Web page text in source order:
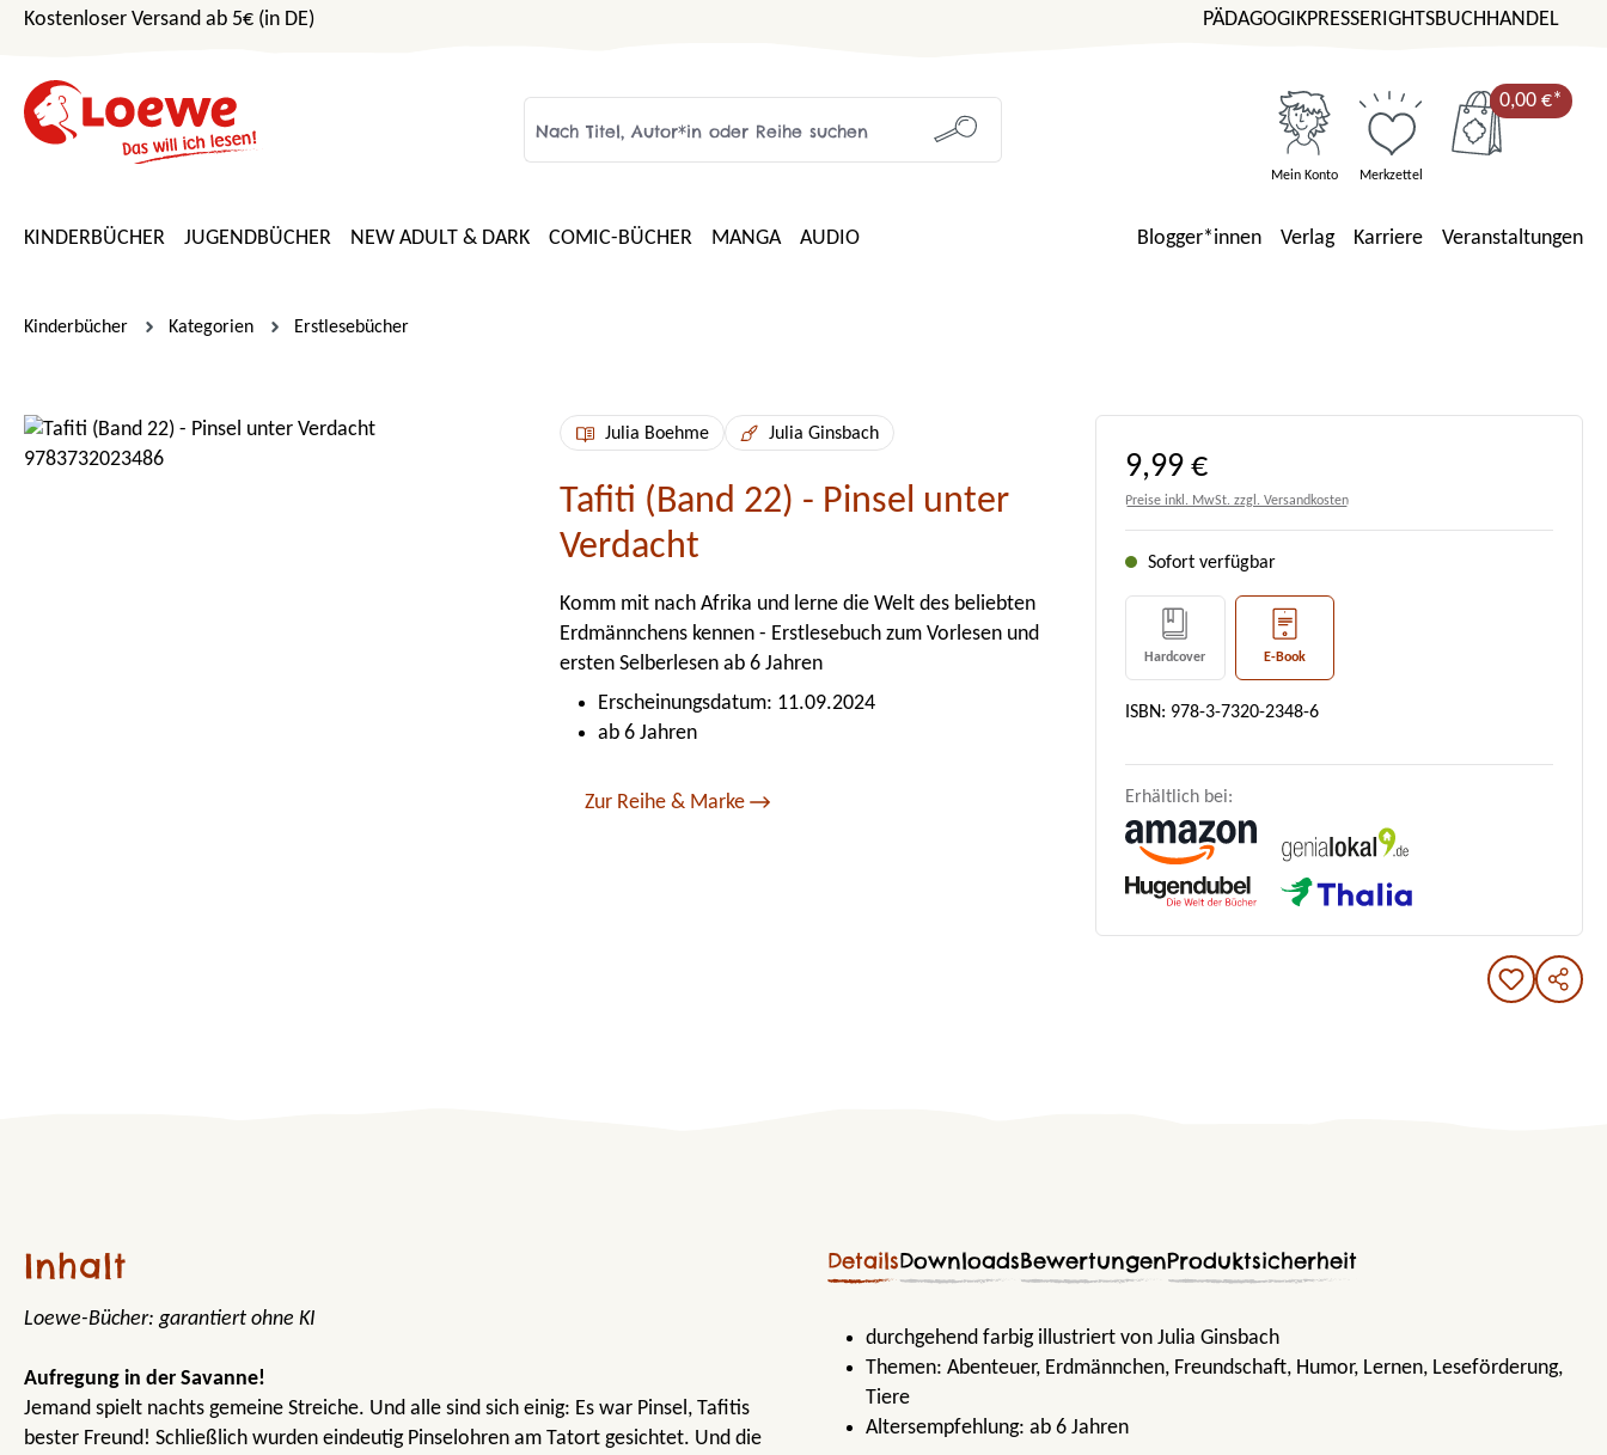
Hauptinhalt springen
Zur Suche springen
Zur Hauptnavigation springen
Kostenloser Versand ab 5€ (in DE) PÄDAGOGIKPRESSERIGHTSBUCHHANDEL
Mein Konto Merkzettel
0,00 €*
KINDERBÜCHER JUGENDBÜCHER NEW ADULT & DARK COMIC-BÜCHER MANGA AUDIO Blogger*innen Verlag Karriere Veranstaltungen
Kinderbücher Kategorien Erstlesebücher
Bildergalerie überspringen Julia Boehme Julia Ginsbach
Tafiti (Band 22) - Pinsel unter
Verdacht
Komm mit nach Afrika und lerne die Welt des beliebten
Erdmännchens kennen - Erstlesebuch zum Vorlesen und
ersten Selberlesen ab 6 Jahren
Erscheinungsdatum: 11.09.2024
ab 6 Jahren
Zur Reihe & Marke
Regulärer Preis:
9,99 €
Preise inkl. MwSt. zzgl. Versandkosten
Sofort verfügbar
Hardcover E-Book
ISBN: 978-3-7320-2348-6
Erhältlich bei:
Inhalt
Loewe-Bücher: garantiert ohne KI
Aufregung in der Savanne!
Jemand spielt nachts gemeine Streiche. Und alle sind sich einig: Es war Pinsel, Tafitis
bester Freund! Schließlich wurden eindeutig Pinselohren am Tatort gesichtet. Und die
DetailsDownloadsBewertungenProduktsicherheit
durchgehend farbig illustriert von Julia Ginsbach
Themen: Abenteuer, Erdmännchen, Freundschaft, Humor, Lernen, Leseförderung,
Tiere
Altersempfehlung: ab 6 Jahren